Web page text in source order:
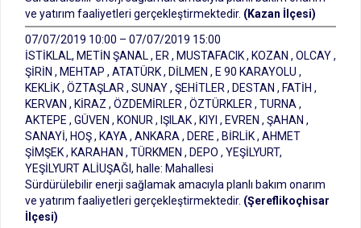
ve yatırım faaliyetleri gerçekleştirmektedir. (Kazan İlçesi)
07/07/2019 10:00 – 07/07/2019 15:00
İSTİKLAL, METİN ŞANAL , ER , MUSTAFACIK , KOZAN , OLCAY ,
ŞİRİN , MEHTAP , ATATÜRK , DİLMEN , E 90 KARAYOLU ,
KEKLİK , ÖZTAŞLAR , SUNAY , ŞEHİTLER , DESTAN , FATİH ,
KERVAN , KİRAZ , ÖZDEMİRLER , ÖZTÜRKLER , TURNA ,
AKTEPE , GÜVEN , KONUR , IŞILAK , KIYI , EVREN , ŞAHAN ,
SANAYİ, HOŞ , KAYA , ANKARA , DERE , BİRLİK , AHMET
ŞİMŞEK , KARAHAN , TÜRKMEN , DEPO , YEŞİLYURT,
YEŞİLYURT ALİUŞAĞI, halle: Mahallesi
Sürdürülebilir enerji sağlamak amacıyla planlı bakım onarım
ve yatırım faaliyetleri gerçekleştirmektedir. (Şereflikoçhisar
İlçesi)